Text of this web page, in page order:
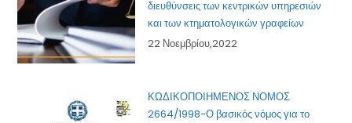
διευθύνσεις των κεντρικών υπηρεσιών
και των κτηματολογικών γραφείων
22 Νοεμβρίου,2022
ΚΩΔΙΚΟΠΟΙΗΜΕΝΟΣ ΝΟΜΟΣ
2664/1998-Ο βασικός νόμος για το